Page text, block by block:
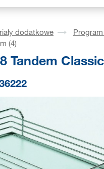
dodatkowe
(4)
Tandem